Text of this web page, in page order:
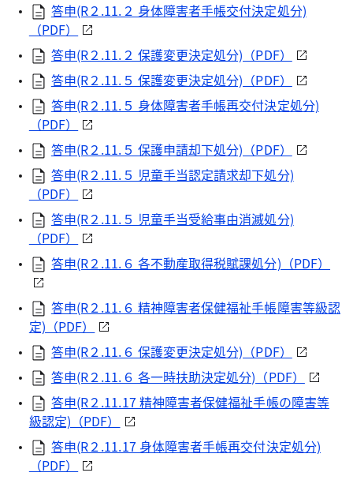
答申(R２.11.２ 身体障害者手帳交付決定処分)
（PDF）
答申(R２.11.２ 保護変更決定処分)（PDF）
答申(R２.11.５ 保護変更決定処分)（PDF）
答申(R２.11.５ 身体障害者手帳再交付決定処分)
（PDF）
答申(R２.11.５ 保護申請却下処分)（PDF）
答申(R２.11.５ 児童手当認定請求却下処分)
（PDF）
答申(R２.11.５ 児童手当受給事由消滅処分)
（PDF）
答申(R２.11.６ 各不動産取得税賦課処分)（PDF）
答申(R２.11.６ 精神障害者保健福祉手帳障害等級認
定)（PDF）
答申(R２.11.６ 保護変更決定処分)（PDF）
答申(R２.11.６ 各一時扶助決定処分)（PDF）
答申(R２.11.17 精神障害者保健福祉手帳の障害等
級認定)（PDF）
答申(R２.11.17 身体障害者手帳再交付決定処分)
（PDF）